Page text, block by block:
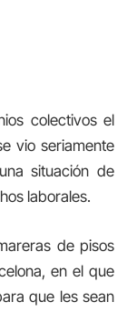
colectivos el
vio seriamente
situación de
laborales.
de pisos
en el que
que les sean